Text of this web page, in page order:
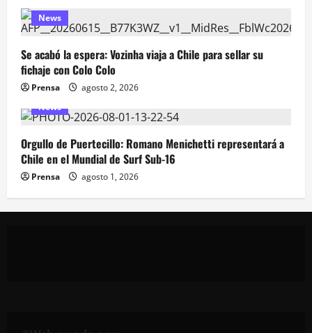
News
Se acabó la espera: Vozinha viaja a Chile para sellar su
fichaje con Colo Colo
Prensa
agosto 2, 2026
News
Orgullo de Puertecillo: Romano Menichetti representará a
Chile en el Mundial de Surf Sub-16
Prensa agosto 1, 2026